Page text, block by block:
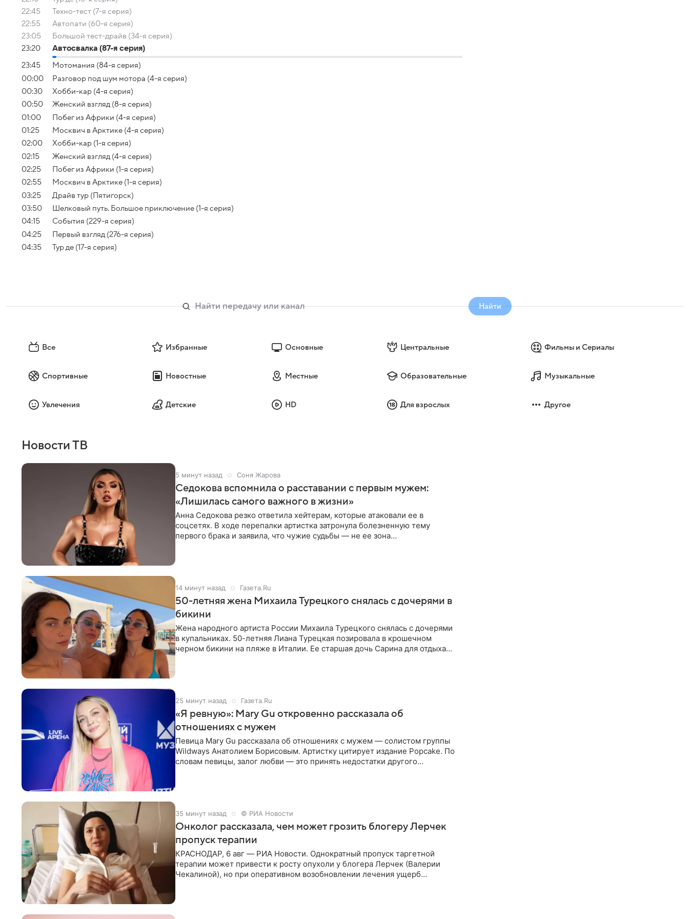
22:45
Техно-тест (7-я серия)
22:55
Автопати (60-я серия)
23:05
Большой тест-драйв (34-я серия)
23:20
Автосвалка (87-я серия)
23:45
Мотомания (84-я серия)
00:00
Разговор под шум мотора (4-я серия)
00:30
Хобби-кар (4-я серия)
00:50
Женский взгляд (8-я серия)
01:00
Побег из Африки (4-я серия)
01:25
Москвич в Арктике (4-я серия)
02:00
Хобби-кар (1-я серия)
02:15
Женский взгляд (4-я серия)
02:25
Побег из Африки (1-я серия)
02:55
Москвич в Арктике (1-я серия)
03:25
Драйв тур (Пятигорск)
03:50
Шелковый путь. Большое приключение (1-я серия)
04:15
События (229-я серия)
04:25
Первый взгляд (276-я серия)
04:35
Тур де (17-я серия)
Найти
Все Избранные Основные Центральные Фильмы и Сериалы
Спортивные Новостные Местные Образовательные Музыкальные
Увлечения Детские HD Для взрослых Другое
Новости ТВ
5 минут назад Соня Жарова
Седокова вспомнила о расставании с первым мужем:
«Лишилась самого важного в жизни»
Анна Седокова резко ответила хейтерам, которые атаковали ее в
соцсетях. В ходе перепалки артистка затронула болезненную тему
первого брака и заявила, что чужие судьбы — не ее зона
14 минут назад Газета.Ru
50-летняя жена Михаила Турецкого снялась с дочерями в
бикини
Жена народного артиста России Михаила Турецкого снялась с дочерями
в купальниках. 50-летняя Лиана Турецкая позировала в крошечном
черном бикини на пляже в Италии. Ее старшая дочь Сарина для отдыха
25 минут назад Газета.Ru
«Я ревную»: Mary Gu откровенно рассказала об
отношениях с мужем
Певица Mary Gu рассказала об отношениях с мужем — солистом группы
Wildways Анатолием Борисовым. Артистку цитирует издание Popcake. По
словам певицы, залог любви — это принять недостатки другого
35 минут назад © РИА Новости
Онколог рассказала, чем может грозить блогеру Лерчек
пропуск терапии
КРАСНОДАР, 6 авг — РИА Новости. Однократный пропуск таргетной
терапии может привести к росту опухоли у блогера Лерчек (Валерии
Чекалиной), но при оперативном возобновлении лечения ущерб